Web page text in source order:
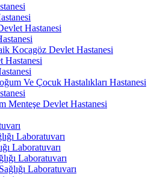
Hastanesi
Kocagöz Devlet Hastanesi
Hastanesi
Ve Çocuk Hastalıkları Hastanesi
Menteşe Devlet Hastanesi
Laboratuvarı
Laboratuvarı
Laboratuvarı
Laboratuvarı